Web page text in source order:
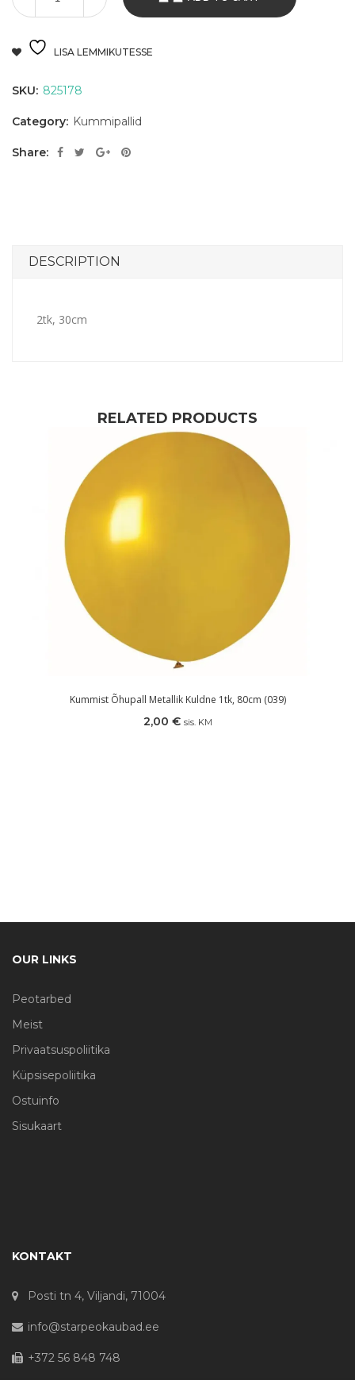
LISA LEMMIKUTESSE
SKU: 825178
Category: Kummipallid
Share:
DESCRIPTION
2tk, 30cm
RELATED PRODUCTS
Kummist Õhupall Metallik Kuldne 1tk, 80cm (039)
2,00 € sis. KM
OUR LINKS
Peotarbed
Meist
Privaatsuspoliitika
Küpsisepoliitika
Ostuinfo
Sisukaart
KONTAKT
Posti tn 4, Viljandi, 71004
info@starpeokaubad.ee
+372 56 848 748